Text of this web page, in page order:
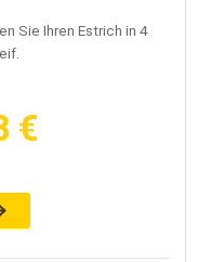
Sie Ihren Estrich in 4
€